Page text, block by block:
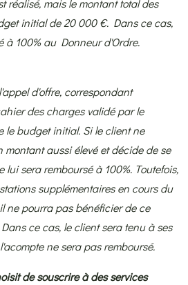
réalisé, mais le montant total des
initial de 20 000 €. Dans ce cas,
à 100% au Donneur d'Ordre.
d'offre, correspondant
des charges validé par le
le budget initial. Si le client ne
aussi élevé et décide de se
lui sera remboursé à 100%. Toutefois,
supplémentaires en cours du
ne pourra pas bénéficier de ce
ce cas, le client sera tenu à ses
ne sera pas remboursé.
de souscrire à des services